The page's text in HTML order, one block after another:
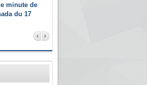
minute de
du 17